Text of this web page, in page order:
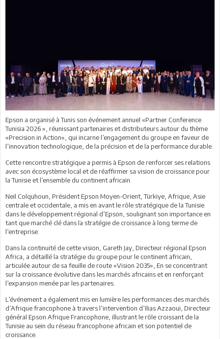
Epson a organisé à Tunis son événement annuel «Partner Conference
Tunisia 2026 », réunissant partenaires et distributeurs autour du thème
«Precision in Action», qui incarne l’engagement du groupe en faveur de
l’innovation technologique, de la précision et de la performance durable.
Cette rencontre stratégique a permis à Epson de renforcer ses relations
avec son écosystème local et de réaffirmer sa vision de croissance pour
la Tunisie et l’ensemble du continent africain.
Neil Colquhoun, Président Epson Moyen-Orient, Türkiye, Afrique, Asie
centrale et occidentale, a mis en avant le rôle stratégique de la Tunisie
dans le développement régional d’Epson, soulignant son importance en
tant que marché clé dans la stratégie de croissance à long terme de
l’entreprise.
Dans la continuité de cette vision, Gareth Jay, Directeur régional Epson
Africa, a détaillé la stratégie du groupe pour le continent africain,
articulée autour de sa feuille de route «Vision 2035», En se concentrant
sur la croissance évolutive dans les marchés africains et en renforçant
l’expansion menée par les partenaires.
L’événement a également mis en lumière les performances des marchés
d’Afrique francophone à travers l’intervention d’Ilias Azzaoui, Directeur
général Epson Afrique Francophone, illustrant le rôle croissant de la
Tunisie au sein du réseau francophone africain et son potentiel de
croissance.